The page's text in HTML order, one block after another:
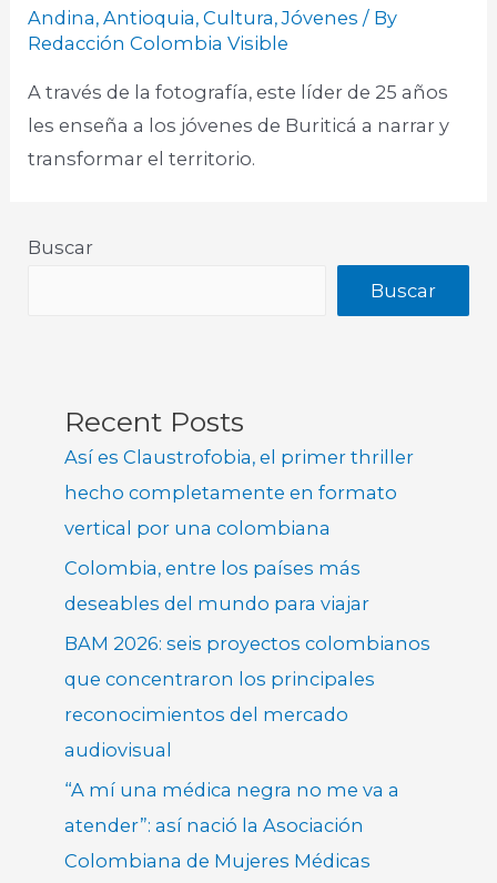
Andina,Antioquia,Cultura,Jóvenes / By
Redacción Colombia Visible
A través de la fotografía, este líder de 25 años
les enseña a los jóvenes de Buriticá a narrar y
transformar el territorio.​
Buscar
Buscar
Recent Posts
Así es Claustrofobia, el primer thriller
hecho completamente en formato
vertical por una colombiana
Colombia, entre los países más
deseables del mundo para viajar
BAM 2026: seis proyectos colombianos
que concentraron los principales
reconocimientos del mercado
audiovisual
“A mí una médica negra no me va a
atender”: así nació la Asociación
Colombiana de Mujeres Médicas